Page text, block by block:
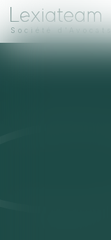
Société d'Avocats